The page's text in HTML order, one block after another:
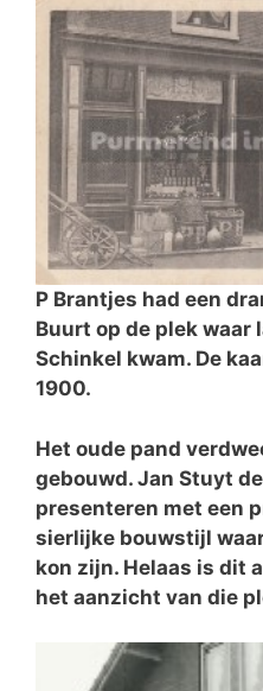
P Brantjes had een
Buurt op de plek waar
Schinkel kwam. De
1900.
Het oude pand
gebouwd. Jan Stuyt
presenteren met een
sierlijke bouwstijl
kon zijn. Helaas is dit
het aanzicht van die